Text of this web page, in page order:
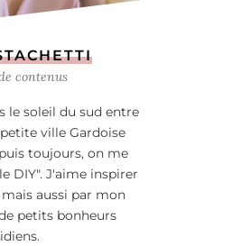
contenus
le soleil du sud entre
ville Gardoise
toujours, on me
DIY". J'aime inspirer
aussi par mon
petits bonheurs